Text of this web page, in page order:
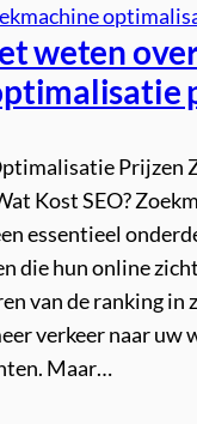
weten
Prijzen
Kost SEO?
essentieel
die hun online
van de ranking in
verkeer naar
Maar…